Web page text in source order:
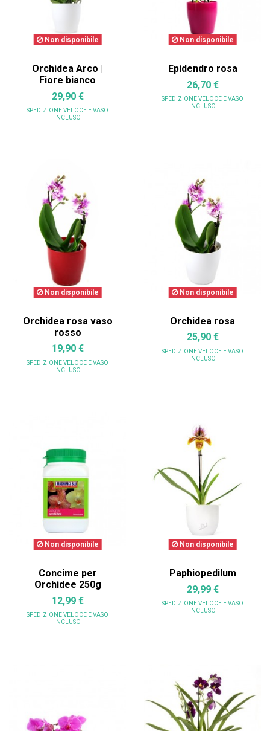
Non disponibile
Orchidea Arco |
Fiore bianco
29,90 €
SPEDIZIONE VELOCE E VASO
INCLUSO
Non disponibile
Epidendro rosa
26,70 €
SPEDIZIONE VELOCE E VASO
INCLUSO
Non disponibile
Orchidea rosa vaso
rosso
19,90 €
SPEDIZIONE VELOCE E VASO
INCLUSO
Non disponibile
Orchidea rosa
25,90 €
SPEDIZIONE VELOCE E VASO
INCLUSO
Non disponibile
Concime per
Orchidee 250g
12,99 €
SPEDIZIONE VELOCE E VASO
INCLUSO
Non disponibile
Paphiopedilum
29,99 €
SPEDIZIONE VELOCE E VASO
INCLUSO